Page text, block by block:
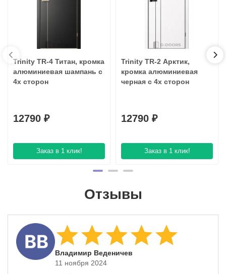
Trinity TR-4 Титан, кромка
алюминиевая шампань с
4х сторон
12790 ₽
Заказ в 1 клик!
Trinity TR-2 Арктик,
кромка алюминиевая
черная с 4х сторон
12790 ₽
Заказ в 1 клик!
Отзывы
​Владимир Веденичев
11 ноября 2024